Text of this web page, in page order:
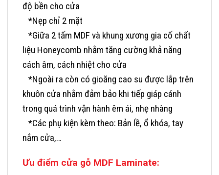
độ bền cho cửa
*Nẹp chỉ 2 mặt
*Giữa 2 tấm MDF và khung xương gia cố chất
liệu Honeycomb nhằm tăng cường khả năng
cách âm, cách nhiệt cho cửa
*Ngoài ra còn có gioăng cao su được lắp trên
khuôn cửa nhằm đảm bảo khi tiếp giáp cánh
trong quá trình vận hành êm ái, nhẹ nhàng
*Các phụ kiện kèm theo: Bản lề, ổ khóa, tay
nắm cửa,…
Ưu điểm cửa gỗ MDF Laminate: